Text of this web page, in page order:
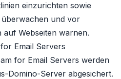
einzurichten sowie
und vor
Webseiten warnen.
Email Servers
for Email Servers werden
Domino-Server abgesichert.